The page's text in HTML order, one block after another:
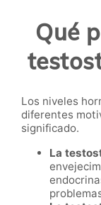
Qué
Los niveles
diferentes
significado.
La